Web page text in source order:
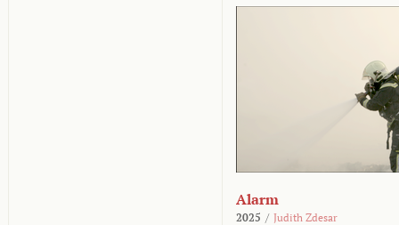
Alarm
2025 / Judith Zdesar